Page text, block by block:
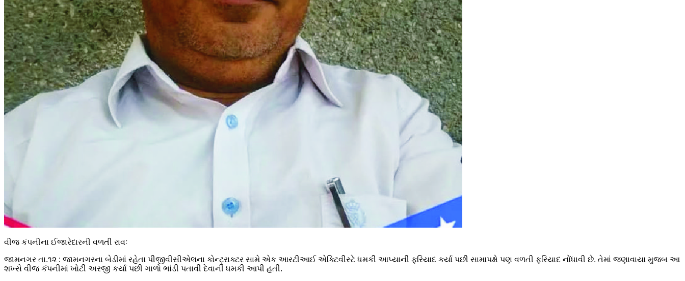
વીજ કંપનીના ઈજારેદારની વળતી રાવઃ
જામનગર તા.૧૨ : જામનગરના બેડીમાં રહેતા પીજીવીસીએલના કોન્ટ્રાક્ટર સામે એક આરટીઆઈ એક્ટિવીસ્ટે ધમકી આપ્યાની ફરિયાદ કર્યા પછી સામાપક્ષે પણ વળતી ફરિયાદ નોંધાવી છે. તેમાં જણાવાયા મુજબ આ
શખ્સે વીજ કંપનીમાં ખોટી અરજી કર્યા પછી ગાળો ભાંડી પતાવી દેવાની ધમકી આપી હતી.